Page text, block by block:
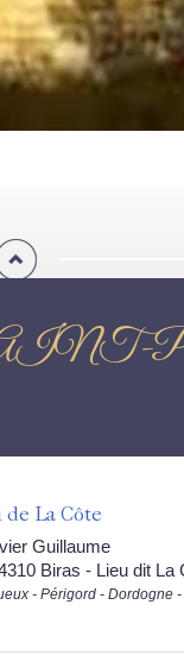
de La Côte
Guillaume
Biras - Lieu dit La
- Périgord - Dordogne -